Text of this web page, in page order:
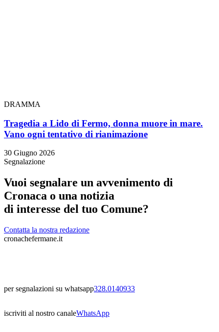
DRAMMA
Tragedia a Lido di Fermo, donna muore in mare.
Vano ogni tentativo di rianimazione
30 Giugno 2026
Segnalazione
Vuoi segnalare un avvenimento di
Cronaca o una notizia
di interesse del tuo Comune?
Contatta la nostra redazione
cronachefermane.it
per segnalazioni su whatsapp328.0140933
iscriviti al nostro canaleWhatsApp